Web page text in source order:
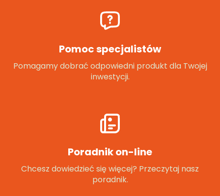
Pomoc specjalistów
Pomagamy dobrać odpowiedni produkt dla Twojej
inwestycji.
Poradnik on-line
Chcesz dowiedzieć się więcej? Przeczytaj nasz
poradnik.